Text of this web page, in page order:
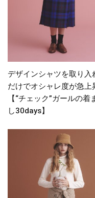
デザインシャツを取り入
だけでオシャレ度が急上
【“チェック”ガールの着
し30days】